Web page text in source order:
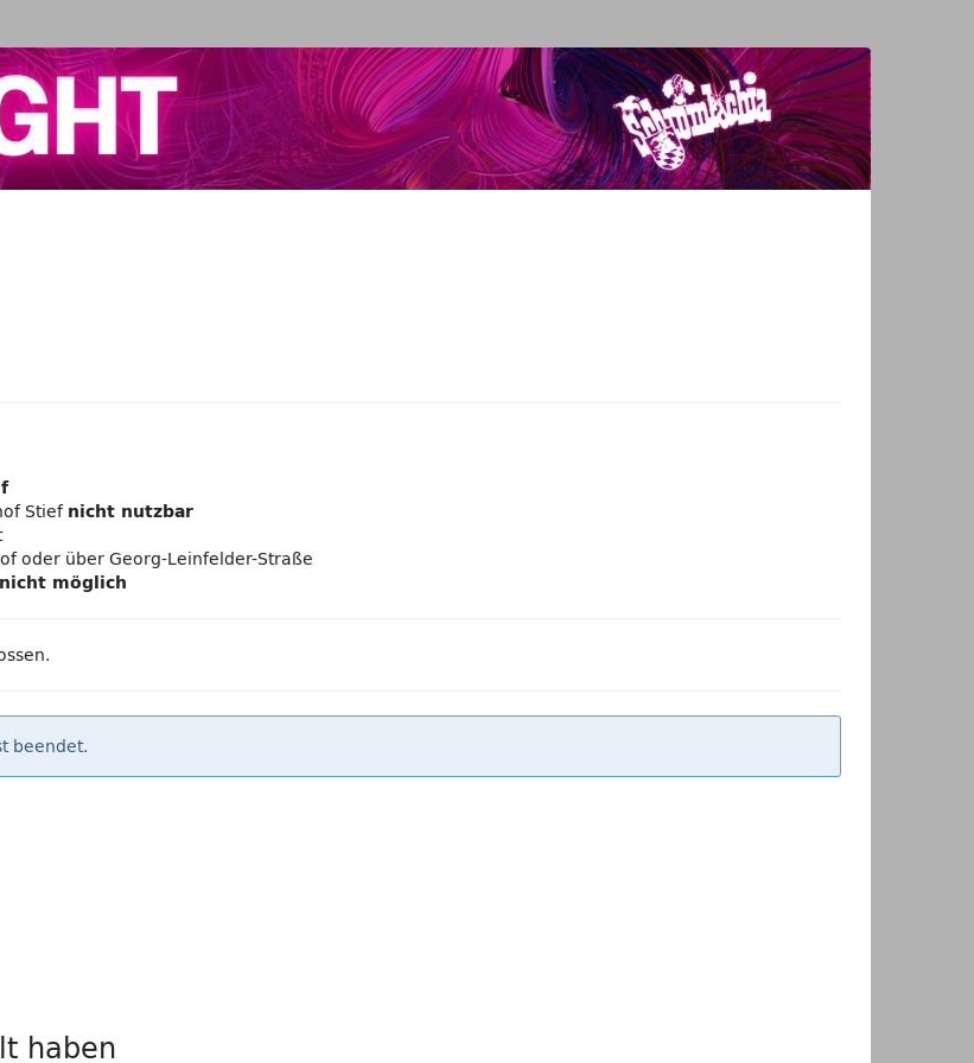
Stiefnicht nutzbar
oder über Georg-Leinfelder-Straße
möglich
beendet.
haben